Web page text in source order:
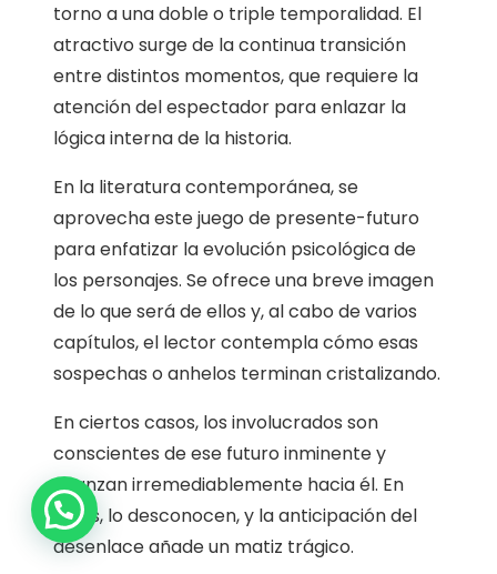
torno a una doble o triple temporalidad. El
atractivo surge de la continua transición
entre distintos momentos, que requiere la
atención del espectador para enlazar la
lógica interna de la historia.
En la literatura contemporánea, se
aprovecha este juego de presente-futuro
para enfatizar la evolución psicológica de
los personajes. Se ofrece una breve imagen
de lo que será de ellos y, al cabo de varios
capítulos, el lector contempla cómo esas
sospechas o anhelos terminan cristalizando.
En ciertos casos, los involucrados son
conscientes de ese futuro inminente y
avanzan irremediablemente hacia él. En
otros, lo desconocen, y la anticipación del
desenlace añade un matiz trágico.
1